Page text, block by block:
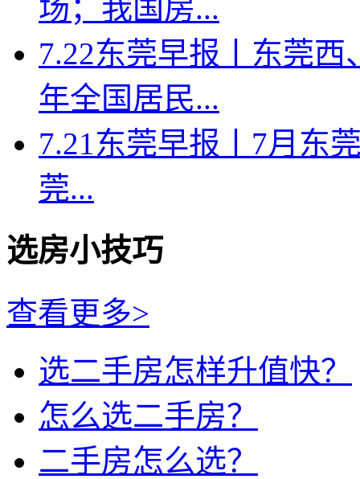
场；我国房...
7.22东莞早报丨东莞
年全国居民...
7.21东莞早报丨7月东
莞...
选房小技巧
查看更多>
选二手房怎样升值快？
怎么选二手房？
二手房怎么选？